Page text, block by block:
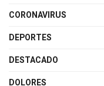
CORONAVIRUS
DEPORTES
DESTACADO
DOLORES